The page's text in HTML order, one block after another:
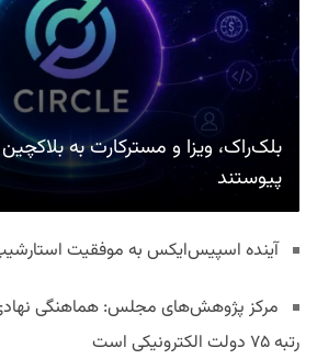
بلک‌راک، ویزا و مسترکارت به
پیوستند
آینده اسپیس‌ایکس به موفقیت
مرکز پژوهش‌های مجلس: هماهنگی
رتبه ۷۵ دولت الکترونیکی است